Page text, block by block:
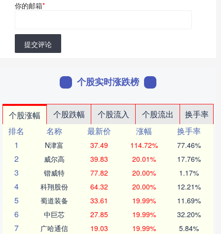
你的邮箱*
提交评论
个股实时涨跌榜
个股涨幅 个股跌幅 个股流入 个股流出
换手率
排名
名称 最新价 涨幅
换手率
1
N津富 37.49 114.72% 77.46%
2 威尔高 39.83 20.01% 17.76%
3 锴威特 77.82 20.00% 1.17%
4 科翔股份 64.32 20.00% 12.21%
5 蜀道装备 33.61 19.99% 11.69%
6 中巨芯 27.85 19.99% 32.20%
7 广哈通信 19.03 19.99% 5.84%